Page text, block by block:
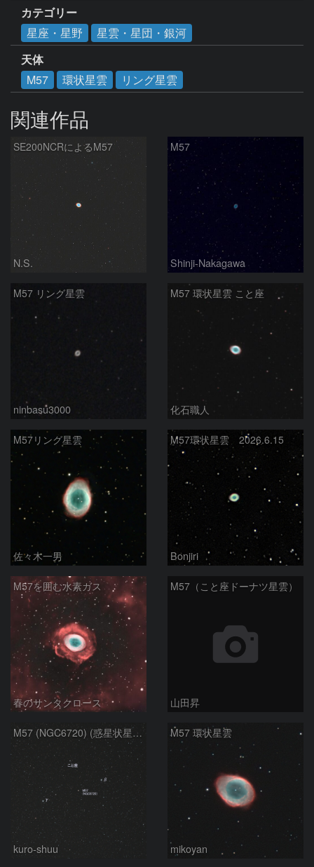
カテゴリー
星座・星野
星雲・星団・銀河
天体
M57
環状星雲 リング星雲
関連作品
SE200NCRによるM57
N.S.
M57
Shinji-Nakagawa
M57 リング星雲
ninbasu3000
M57 環状星雲 こと座
化石職人
M57リング星雲
佐々木一男
M57環状星雲 2026.6.15
Bonjiri
M57を囲む水素ガス
春のサンタクロース
M57（こと座ドーナツ星雲）
山田昇
M57 (NGC6720) (惑星状星雲) (2026/05/17)
kuro-shuu
M57 環状星雲
mikoyan